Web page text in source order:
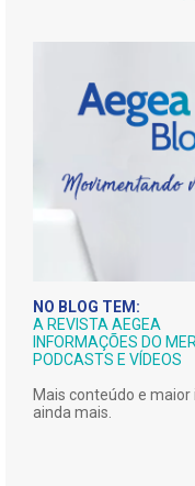
NO BLOG TEM:
A REVISTA AEGEA
INFORMAÇÕES DO
PODCASTS E VÍDEOS
Mais conteúdo e
ainda mais.